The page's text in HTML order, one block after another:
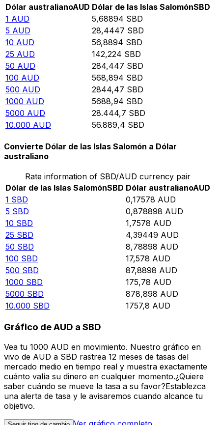
Dólar australianoAUD Dólar de las Islas SalomónSBD
1 AUD 5,68894 SBD
5 AUD 28,4447 SBD
10 AUD 56,8894 SBD
25 AUD 142,224 SBD
50 AUD 284,447 SBD
100 AUD 568,894 SBD
500 AUD 2844,47 SBD
1000 AUD 5688,94 SBD
5000 AUD 28.444,7 SBD
10.000 AUD 56.889,4 SBD
Convierte Dólar de las Islas Salomón a Dólar
australiano
Rate information of SBD/AUD currency pair
Dólar de las Islas SalomónSBD Dólar australianoAUD
1 SBD 0,17578 AUD
5 SBD 0,878898 AUD
10 SBD 1,7578 AUD
25 SBD 4,39449 AUD
50 SBD 8,78898 AUD
100 SBD 17,578 AUD
500 SBD 87,8898 AUD
1000 SBD 175,78 AUD
5000 SBD 878,898 AUD
10.000 SBD 1757,8 AUD
Gráfico de AUD a SBD
Vea tu 1000 AUD en movimiento. Nuestro gráfico en
vivo de AUD a SBD rastrea 12 meses de tasas del
mercado medio en tiempo real y muestra exactamente
cuánto valía su dinero en cualquier momento.¿Quiere
saber cuándo se mueve la tasa a su favor?Establezca
una alerta de tasa y le avisaremos cuando alcance tu
objetivo.